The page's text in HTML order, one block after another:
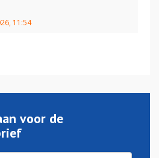
11:54
voor de